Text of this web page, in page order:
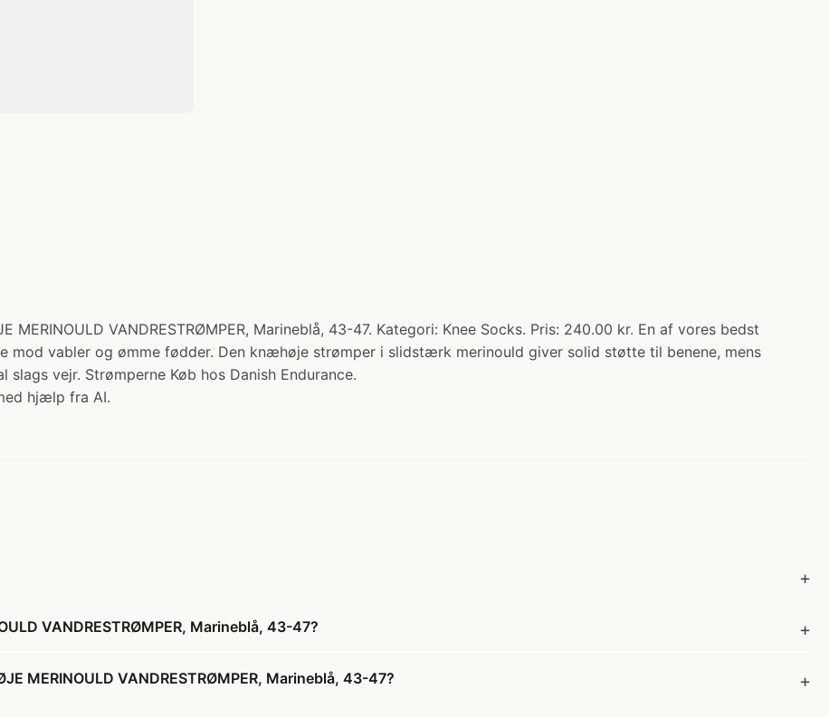
MERINOULD VANDRESTRØMPER, Marineblå, 43-47. Kategori: Knee Socks. Pris: 240.00 kr. En af vores bedst
vabler og ømme fødder. Den knæhøje strømper i slidstærk merinould giver solid støtte til benene, mens
vejr. Strømperne Køb hos Danish Endurance.
hjælp fra AI.
VANDRESTRØMPER, Marineblå, 43-47?
MERINOULD VANDRESTRØMPER, Marineblå, 43-47?